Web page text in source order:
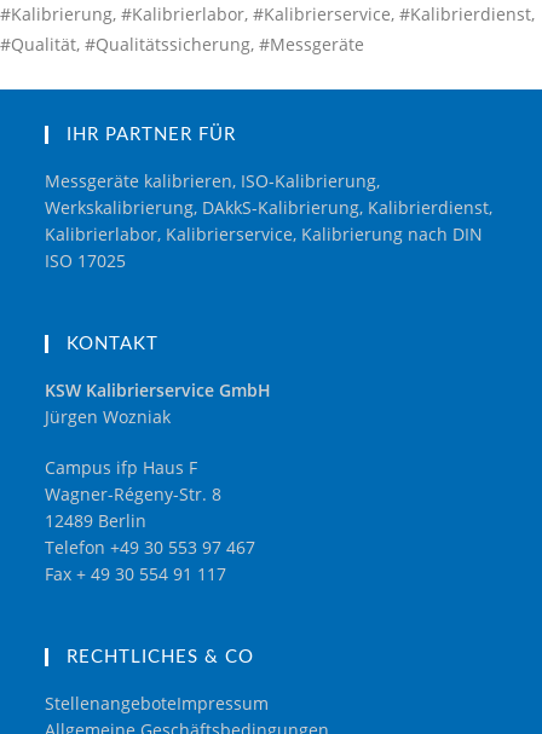
#Kalibrierung, #Kalibrierlabor, #Kalibrierservice, #Kalibrierdienst,
#Qualität, #Qualitätssicherung, #Messgeräte
IHR PARTNER FÜR
Messgeräte kalibrieren, ISO-Kalibrierung,
Werkskalibrierung, DAkkS-Kalibrierung, Kalibrierdienst,
Kalibrierlabor, Kalibrierservice, Kalibrierung nach DIN
ISO 17025
KONTAKT
KSW Kalibrierservice GmbH
Jürgen Wozniak
Campus ifp Haus F
Wagner-Régeny-Str. 8
12489 Berlin
Telefon +49 30 553 97 467
Fax + 49 30 554 91 117
RECHTLICHES & CO
StellenangeboteImpressum
Allgemeine Geschäftsbedingungen